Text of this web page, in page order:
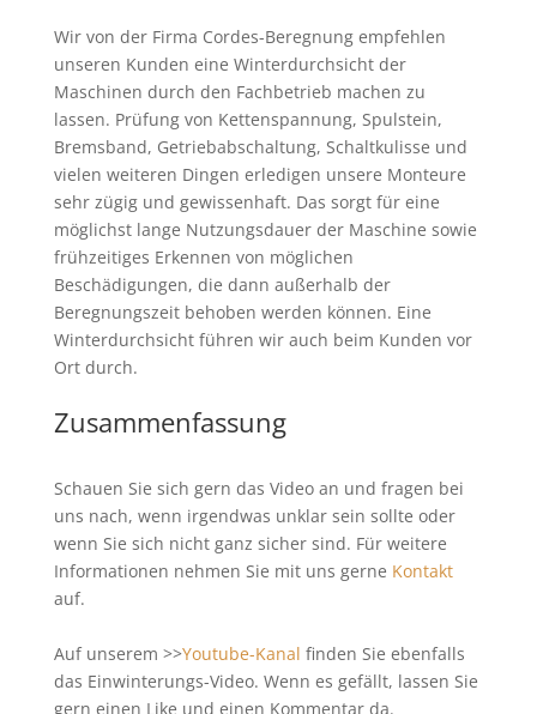
Wir von der Firma Cordes-Beregnung empfehlen
unseren Kunden eine Winterdurchsicht der
Maschinen durch den Fachbetrieb machen zu
lassen. Prüfung von Kettenspannung, Spulstein,
Bremsband, Getriebabschaltung, Schaltkulisse und
vielen weiteren Dingen erledigen unsere Monteure
sehr zügig und gewissenhaft. Das sorgt für eine
möglichst lange Nutzungsdauer der Maschine sowie
frühzeitiges Erkennen von möglichen
Beschädigungen, die dann außerhalb der
Beregnungszeit behoben werden können. Eine
Winterdurchsicht führen wir auch beim Kunden vor
Ort durch.
Zusammenfassung
Schauen Sie sich gern das Video an und fragen bei
uns nach, wenn irgendwas unklar sein sollte oder
wenn Sie sich nicht ganz sicher sind. Für weitere
Informationen nehmen Sie mit uns gerne Kontakt
auf.
Auf unserem >>Youtube-Kanal finden Sie ebenfalls
das Einwinterungs-Video. Wenn es gefällt, lassen Sie
gern einen Like und einen Kommentar da.